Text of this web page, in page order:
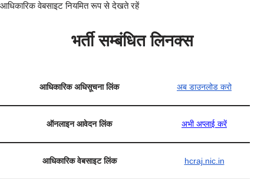
आधिकारिक वेबसाइट नियमित रूप से देखते रहें
भर्ती सम्बंधित लिनक्स
आधिकारिक अधिसूचना लिंक अब डाउनलोड करो
ऑनलाइन आवेदन लिंक अभी अप्लाई करें
आधिकारिक वेबसाइट लिंक hcraj.nic.in